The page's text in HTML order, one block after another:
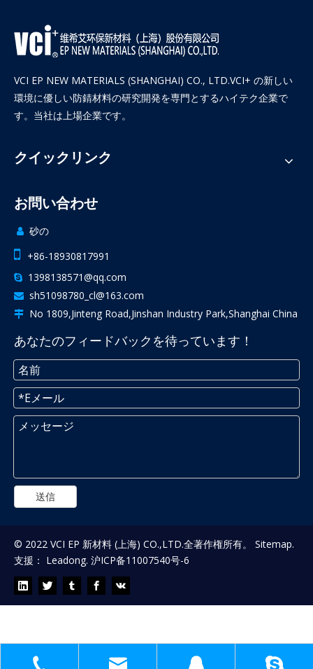
VCI EP NEW MATERIALS (SHANGHAI) CO., LTD.VCI+ の新しい
環境に優しい防錆材料の研究開発を専門とするハイテク企業で
す。当社は上場企業です。
クイックリンク
お問い合わせ
 砂の
 +86-18930817991
 1398138571@qq.com
 sh51098780_cl@163.com
 No 1809,Jinteng Road,Jinshan Industry Park,Shanghai China
あなたのフィードバックを待っています！
送信
© 2022 VCI EP 新材料 (上海) CO.,LTD.全著作権所有。 Sitemap.
支援： Leadong. 沪ICP备11007540号-6